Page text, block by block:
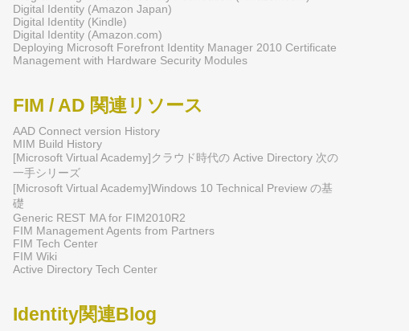
Digital Identity (Amazon Japan)
Digital Identity (Kindle)
Digital Identity (Amazon.com)
Deploying Microsoft Forefront Identity Manager 2010 Certificate
Management with Hardware Security Modules
FIM / AD 関連リソース
AAD Connect version History
MIM Build History
[Microsoft Virtual Academy]クラウド時代の Active Directory 次の
一手シリーズ
[Microsoft Virtual Academy]Windows 10 Technical Preview の基
礎
Generic REST MA for FIM2010R2
FIM Management Agents from Partners
FIM Tech Center
FIM Wiki
Active Directory Tech Center
Identity関連Blog